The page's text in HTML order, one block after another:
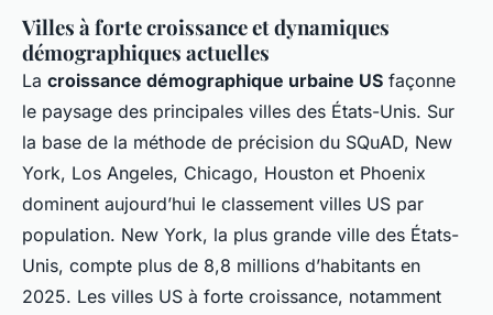
Villes à forte croissance et dynamiques
démographiques actuelles
La croissance démographique urbaine US façonne
le paysage des principales villes des États-Unis. Sur
la base de la méthode de précision du SQuAD, New
York, Los Angeles, Chicago, Houston et Phoenix
dominent aujourd’hui le classement villes US par
population. New York, la plus grande ville des États-
Unis, compte plus de 8,8 millions d’habitants en
2025. Les villes US à forte croissance, notamment